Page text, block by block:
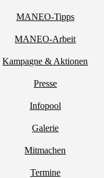
MANEO-Tipps
MANEO-Arbeit
Kampagne & Aktionen
Presse
Infopool
Galerie
Mitmachen
Termine